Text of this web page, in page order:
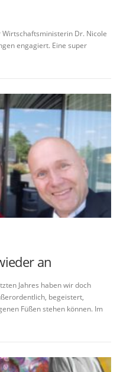
Dr. Nicole
engagiert. Eine super
an
Jahres haben wir doch
begeistert,
Füßen stehen können. Im